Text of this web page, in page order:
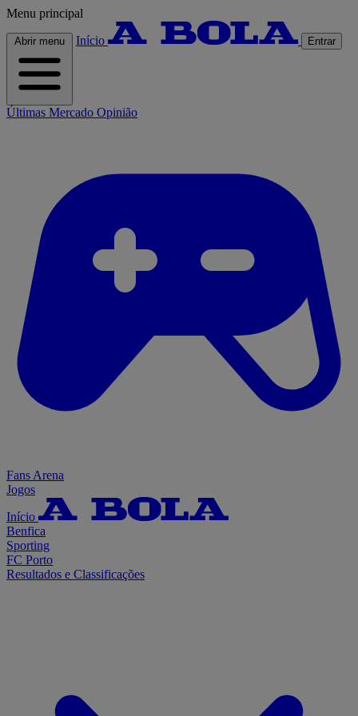
Menu principal
Abrir menu Início Entrar
Últimas Mercado Opinião
Fans Arena
Jogos
Início
Benfica
Sporting
FC Porto
Resultados e Classificações